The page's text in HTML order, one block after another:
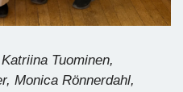
Tuominen,
Monica Rönnerdahl,